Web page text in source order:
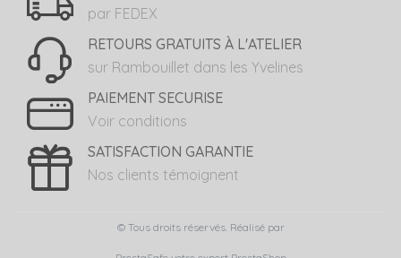
par FEDEX
RETOURS GRATUITS À L'ATELIER
sur Rambouillet dans les Yvelines
PAIEMENT SECURISE
Voir conditions
SATISFACTION GARANTIE
Nos clients témoignent
© Tous droits réservés. Réalisé par